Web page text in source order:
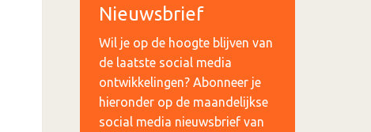
Nieuwsbrief
Wil je op de hoogte blijven van
de laatste social media
ontwikkelingen? Abonneer je
hieronder op de maandelijkse
social media nieuwsbrief van